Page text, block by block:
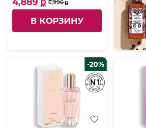
6,990 ք
В КОРЗИНУ
-20%